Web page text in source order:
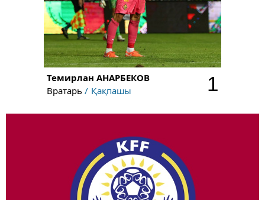
Темирлан АНАРБЕКОВ
Вратарь
Қақпашы 1